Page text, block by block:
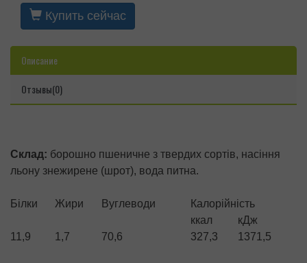
Купить сейчас
Описание
Отзывы(0)
Склад: борошно пшеничне з твердих сортів, насіння
льону знежирене (шрот), вода питна.
Білки Жири Вуглеводи
Калорійність
ккал
кДж
11,9
1,7 70,6 327,3 1371,5